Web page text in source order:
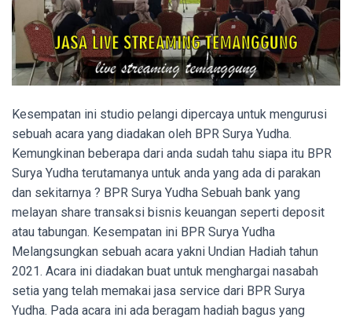
Kesempatan ini studio pelangi dipercaya untuk mengurusi
sebuah acara yang diadakan oleh BPR Surya Yudha.
Kemungkinan beberapa dari anda sudah tahu siapa itu BPR
Surya Yudha terutamanya untuk anda yang ada di parakan
dan sekitarnya ? BPR Surya Yudha Sebuah bank yang
melayan share transaksi bisnis keuangan seperti deposit
atau tabungan. Kesempatan ini BPR Surya Yudha
Melangsungkan sebuah acara yakni Undian Hadiah tahun
2021. Acara ini diadakan buat untuk menghargai nasabah
setia yang telah memakai jasa service dari BPR Surya
Yudha. Pada acara ini ada beragam hadiah bagus yang